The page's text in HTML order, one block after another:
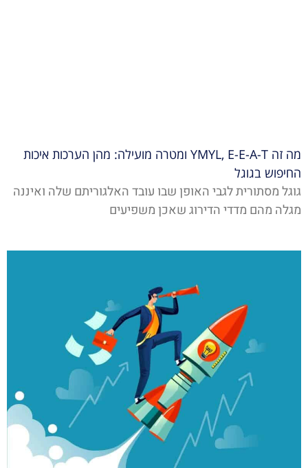
מה זה YMYL, E-E-A-T ומטרה מועילה: מהן הערכות איכות
החיפוש בגוגל
גוגל מסתורית לגבי האופן שבו עובד האלגוריתם שלה ואיננה
מגלה מהם מדדי הדירוג שאכן משפיעים